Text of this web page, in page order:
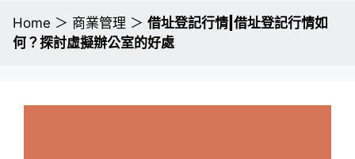
Home ＞ 商業管理 ＞ 借址登記行情|借址登記行情如
何？探討虛擬辦公室的好處